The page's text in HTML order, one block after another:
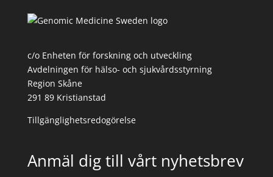
c/o Enheten för forskning och utveckling
Avdelningen för hälso- och sjukvårdsstyrning
Region Skåne
291 89 Kristianstad
Tillgänglighetsredogörelse
Anmäl dig till vårt nyhetsbrev